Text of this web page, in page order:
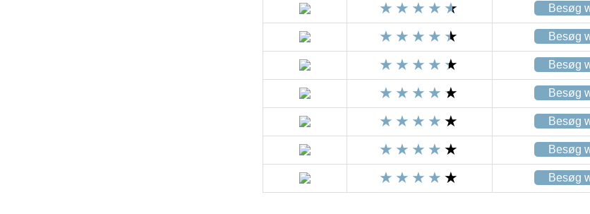
Besøg
Besøg
Besøg
Besøg
Besøg
Besøg
Besøg